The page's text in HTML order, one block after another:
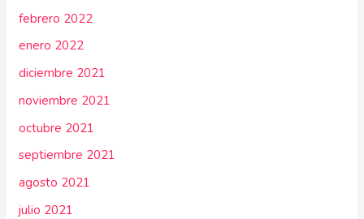
febrero 2022
enero 2022
diciembre 2021
noviembre 2021
octubre 2021
septiembre 2021
agosto 2021
julio 2021